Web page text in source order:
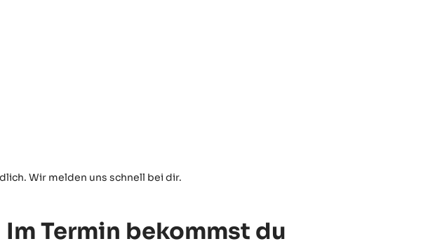
Wir melden uns schnell bei dir.
Im Termin bekommst du